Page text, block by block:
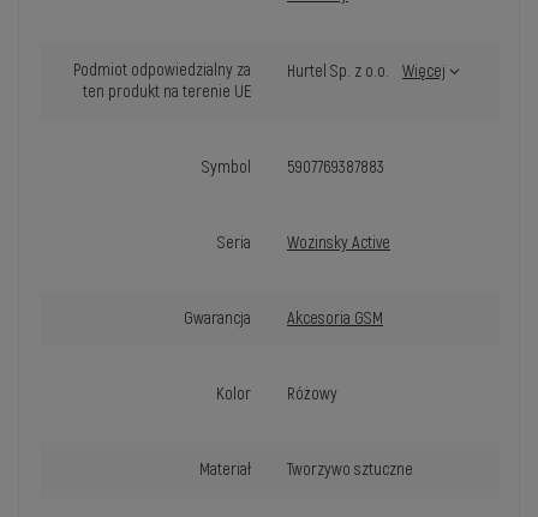
Podmiot odpowiedzialny za
ten produkt na terenie UE
Hurtel Sp. z o.o. Więcej
Symbol 5907769387883
Seria Wozinsky Active
Gwarancja Akcesoria GSM
Kolor Różowy
Materiał Tworzywo sztuczne